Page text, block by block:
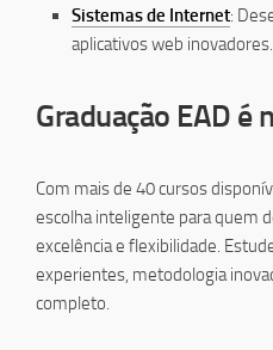
Sistemas de Internet:
aplicativos web inovadores.
Graduação EAD é
Com mais de 40 cursos
escolha inteligente para quem
excelência e flexibilidade.
experientes, metodologia
completo.